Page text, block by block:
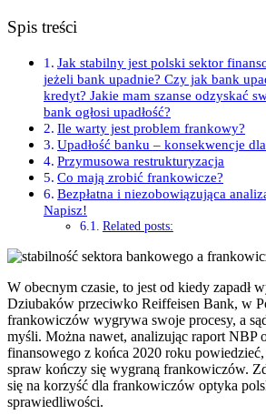
Spis treści
Jak stabilny jest polski sektor
jeżeli bank upadnie? Czy jak bank
kredyt? Jakie mam szanse odzyskać
bank ogłosi upadłość?
Ile warty jest problem frankowy?
Upadłość banku – konsekwencje
Przymusowa restrukturyzacja
Co mają zrobić frankowicze?
Bezpłatna i niezobowiązująca
Napisz!
Related posts:
W obecnym czasie, to jest od kiedy zapadł
Dziubaków przeciwko Reiffeisen Bank, w
frankowiczów wygrywa swoje procesy, a
myśli. Można nawet, analizując raport NBP
finansowego z końca 2020 roku powiedzieć,
spraw kończy się wygraną frankowiczów.
się na korzyść dla frankowiczów optyka
sprawiedliwości.